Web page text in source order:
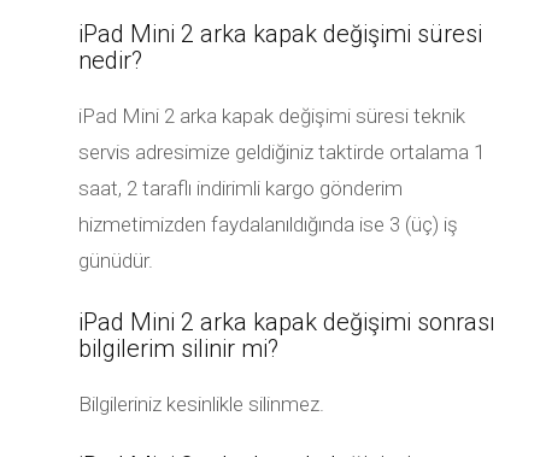
iPad Mini 2 arka kapak değişimi süresi
nedir?
iPad Mini 2 arka kapak değişimi süresi teknik
servis adresimize geldiğiniz taktirde ortalama 1
saat, 2 taraflı indirimli kargo gönderim
hizmetimizden faydalanıldığında ise 3 (üç) iş
günüdür.
iPad Mini 2 arka kapak değişimi sonrası
bilgilerim silinir mi?
Bilgileriniz kesinlikle silinmez.